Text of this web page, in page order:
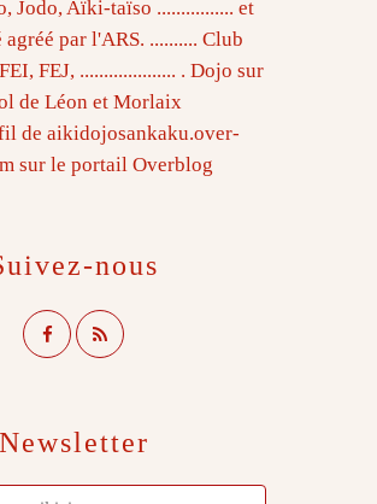
Newsletter
nous
Jodo, Aïki-taïso ................ et
agréé par l'ARS. .......... Club
FEJ, .................... . Dojo sur
de Léon et Morlaix
de aikidojosankaku.over-
sur le portail Overblog